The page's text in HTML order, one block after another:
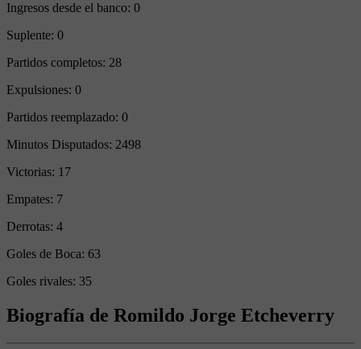
Ingresos desde el banco: 0
Suplente: 0
Partidos completos: 28
Expulsiones: 0
Partidos reemplazado: 0
Minutos Disputados: 2498
Victorias: 17
Empates: 7
Derrotas: 4
Goles de Boca: 63
Goles rivales: 35
Biografía de Romildo Jorge Etcheverry